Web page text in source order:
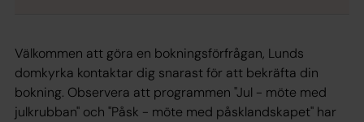
Välkommen att göra en bokningsförfrågan, Lunds
domkyrka kontaktar dig snarast för att bekräfta din
bokning. Observera att programmen "Jul - möte med
julkrubban" och "Påsk - möte med påsklandskapet" har